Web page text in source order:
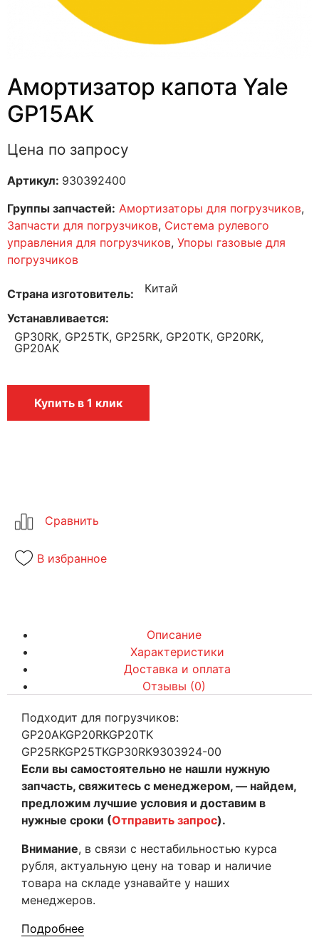
Амортизатор капота Yale
GP15AK
Цена по запросу
Артикул: 930392400
Группы запчастей: Амортизаторы для погрузчиков,
Запчасти для погрузчиков, Система рулевого
управления для погрузчиков, Упоры газовые для
погрузчиков
Страна изготовитель Китай
Устанавливается
GP30RK, GP25TK, GP25RK, GP20TK, GP20RK,
GP20AK
Купить в 1 клик
В избранное
Описание
Характеристики
Доставка и оплата
Отзывы (0)
Подходит для погрузчиков:
GP20AKGP20RKGP20TK
GP25RKGP25TKGP30RK9303924-00
Если вы самостоятельно не нашли нужную
запчасть, свяжитесь с менеджером, — найдем,
предложим лучшие условия и доставим в
нужные сроки (Отправить запрос).
Внимание, в связи с нестабильностью курса
рубля, актуальную цену на товар и наличие
товара на складе узнавайте у наших
менеджеров.
Подробнее